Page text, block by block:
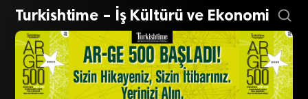
Turkishtime – İş Kültürü ve Ekonomi